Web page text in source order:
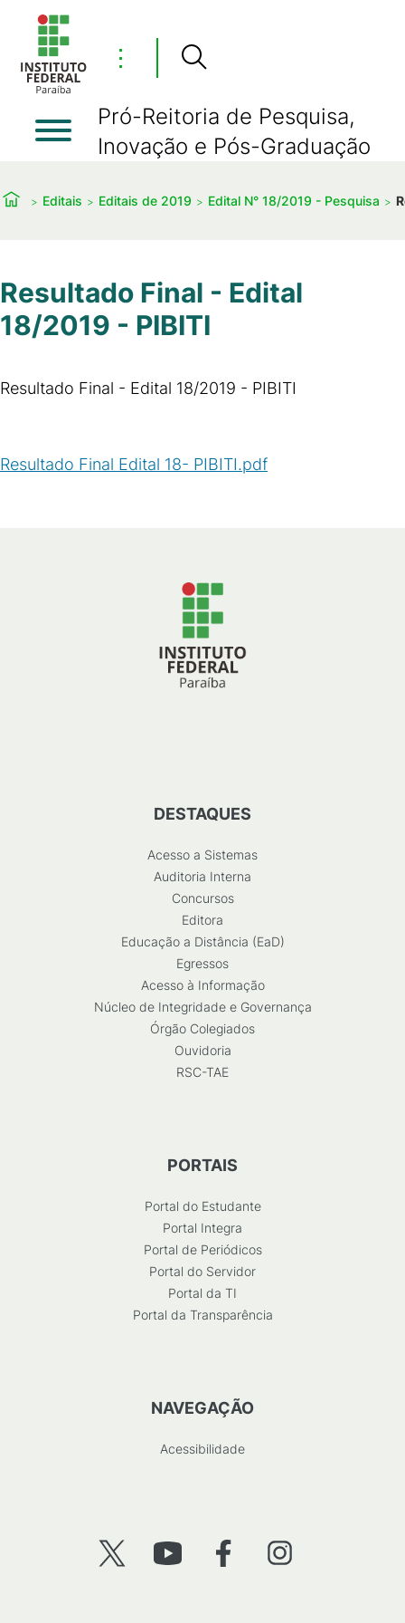
⋮
Pró-Reitoria de Pesquisa,
Inovação e Pós-Graduação
Editais Editais de 2019 Edital N° 18/2019 - Pesquisa
Resultado Final - Edital
18/2019 - PIBITI
Resultado Final - Edital 18/2019 - PIBITI
Resultado Final Edital 18- PIBITI.pdf
DESTAQUES
Acesso a Sistemas
Auditoria Interna
Concursos
Editora
Educação a Distância (EaD)
Egressos
Acesso à Informação
Núcleo de Integridade e Governança
Órgão Colegiados
Ouvidoria
RSC-TAE
PORTAIS
Portal do Estudante
Portal Integra
Portal de Periódicos
Portal do Servidor
Portal da TI
Portal da Transparência
NAVEGAÇÃO
Acessibilidade